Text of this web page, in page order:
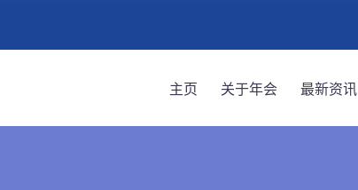
主页 关于年会 最新资讯